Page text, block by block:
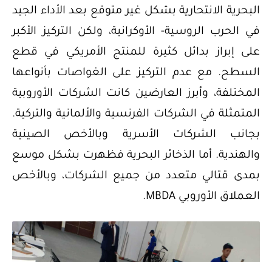
البحرية الانتحارية بشكل غير متوقع بعد الأداء الجيد
في الحرب الروسية- الأوكرانية، ولكن التركيز الأكبر
على إبراز بدائل كثيرة للمنتج الأمريكي في قطع
السطح. مع عدم التركيز على الغواصات بأنواعها
المختلفة، وأبرز العارضين كانت الشركات الأوروبية
المتمثلة في الشركات الفرنسية والألمانية والتركية.
بجانب الشركات الأسرية وبالأخص الصينية
والهندية. أما الذخائر البحرية فظهرت بشكل موسع
بمدى قتالي متعدد من جميع الشركات، وبالأخص
العملاق الأوروبي MBDA.